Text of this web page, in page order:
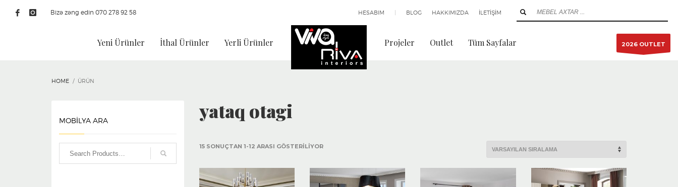
Bizə zəng edin 070 278 92 58 HESABIM BLOG HAKKIMIZDA İLETİŞİM
Yeni Ürünler İthal Ürünler Yerli Ürünler Projeler Outlet Tüm Sayfalar 2026 OUTLET
HOME ÜRÜN
yataq otagi
15 SONUÇTAN 1-12 ARASI GÖSTERILIYOR
MOBİLYA ARA